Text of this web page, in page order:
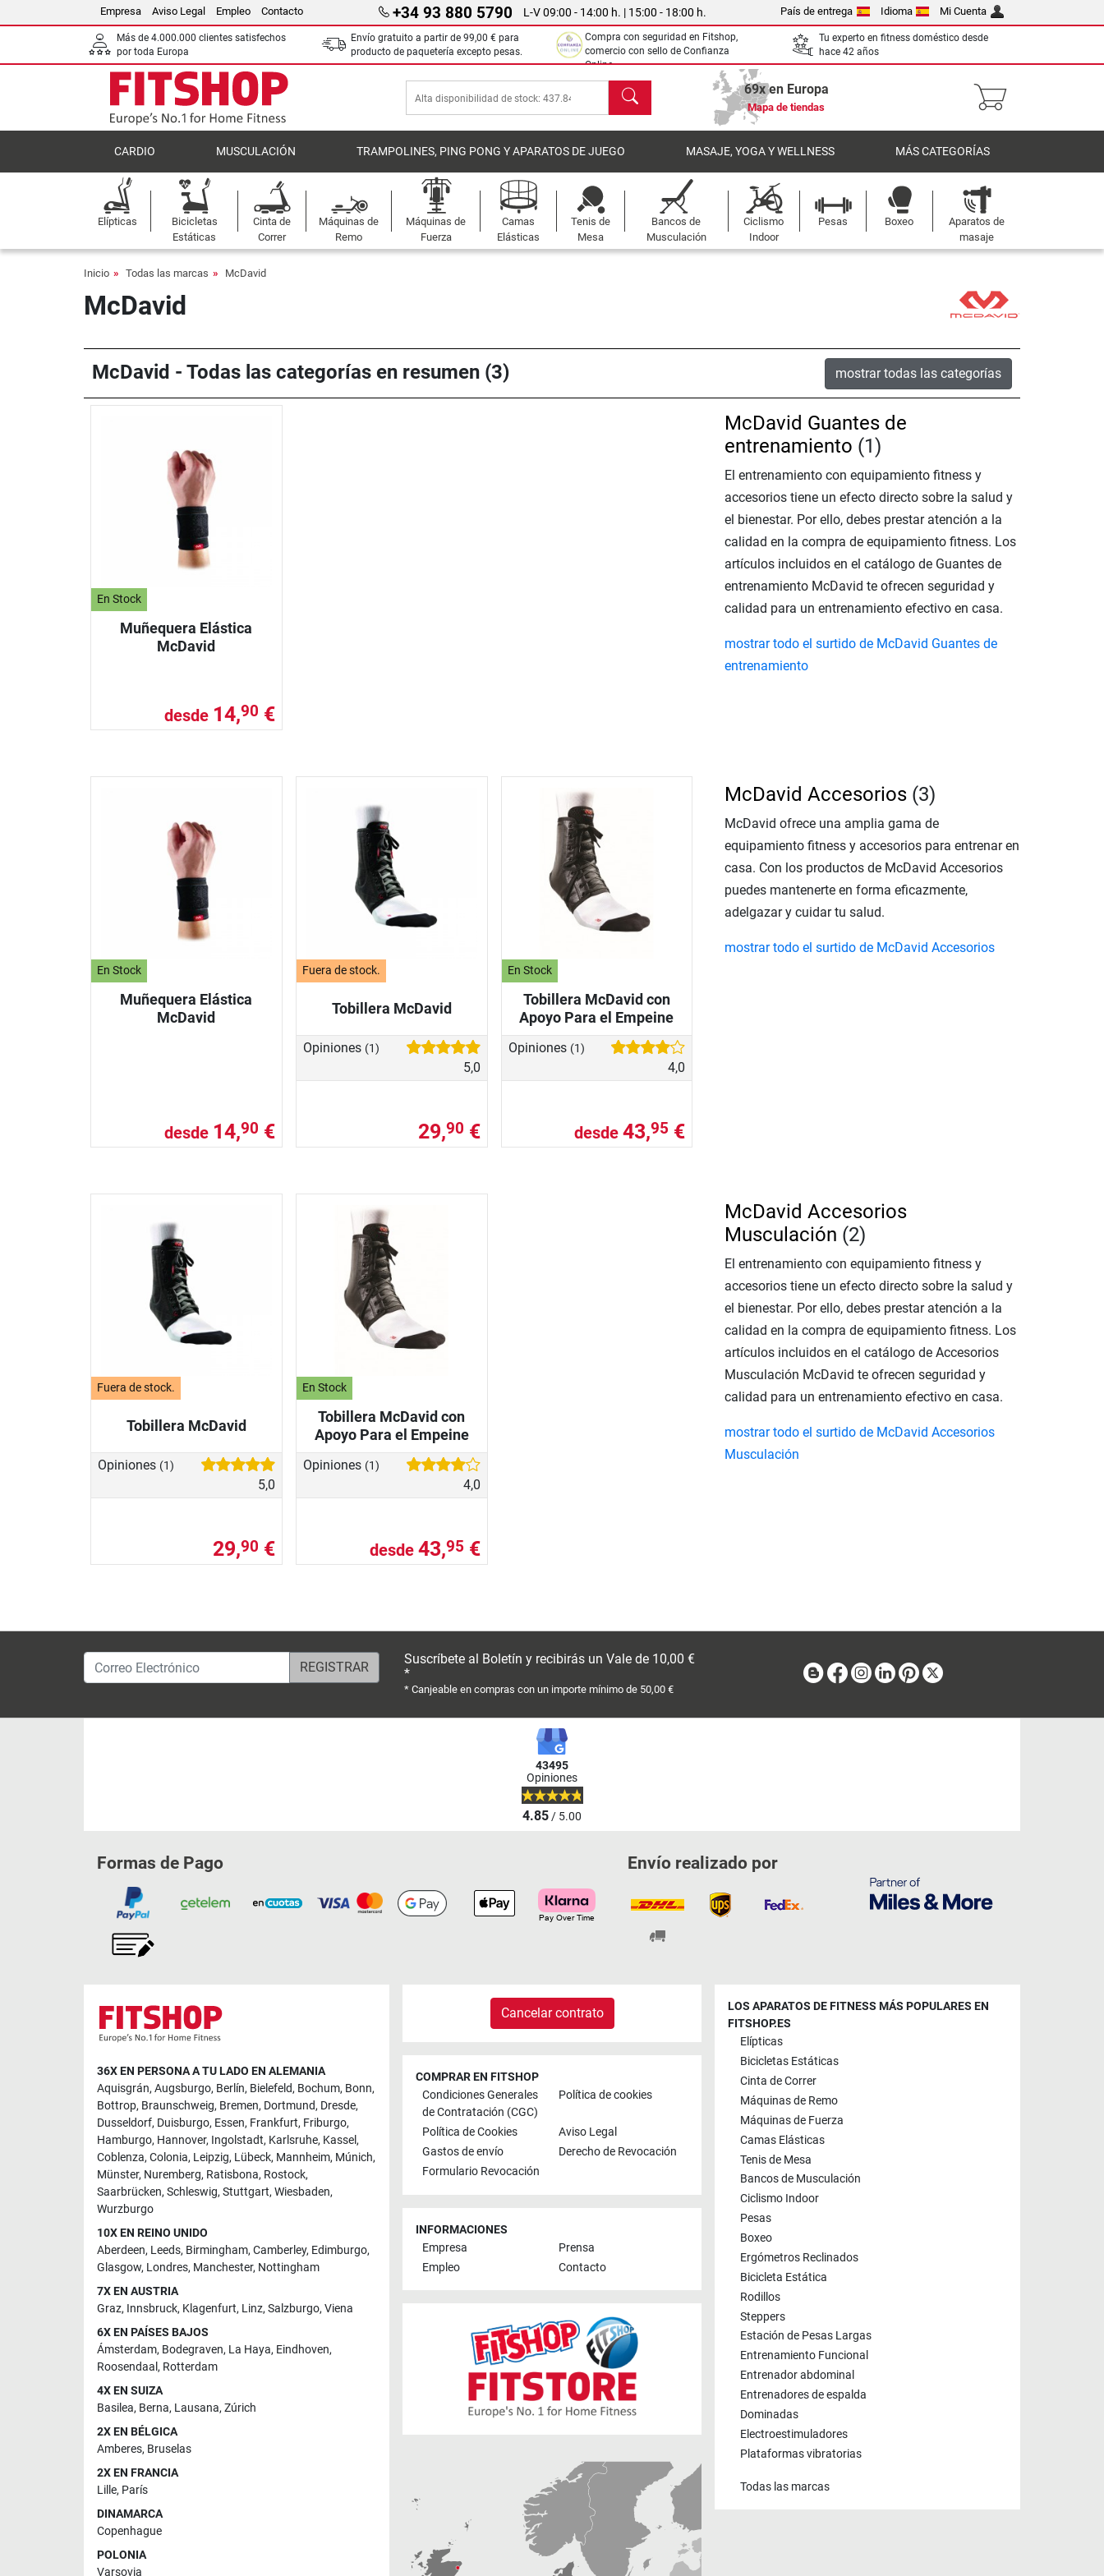
Empresa Aviso Legal Empleo Contacto +34 93 880 5790 L-V 09:00 - 14:00 h. | 15:00 - 18:00 h. País de entrega Idioma Mi Cuenta
Más de 4.000.000 clientes satisfechos
por toda Europa
Envío gratuito a partir de 99,00 € para
producto de paquetería excepto pesas.
Compra con seguridad en Fitshop,
comercio con sello de Confianza
Online.
Tu experto en fitness doméstico desde
hace 42 años
Buscar 69x en Europa
Mapa de tiendas
CARDIO MUSCULACIÓN TRAMPOLINES, PING PONG Y APARATOS DE JUEGO MASAJE, YOGA Y WELLNESS MÁS CATEGORÍAS
Elípticas
Bicicletas
Estáticas
Cinta de
Correr
Máquinas de
Remo
Máquinas de
Fuerza
Camas
Elásticas
Tenis de
Mesa
Bancos de
Musculación
Ciclismo
Indoor
Pesas Boxeo
Aparatos de
masaje
Inicio Todas las marcas McDavid
McDavid
McDavid - Todas las categorías en resumen (3) mostrar todas las categorías
En Stock
Muñequera Elástica
McDavid
desde 14,90 €
McDavid Guantes de
entrenamiento (1)
El entrenamiento con equipamiento fitness y
accesorios tiene un efecto directo sobre la salud y
el bienestar. Por ello, debes prestar atención a la
calidad en la compra de equipamiento fitness. Los
artículos incluidos en el catálogo de Guantes de
entrenamiento McDavid te ofrecen seguridad y
calidad para un entrenamiento efectivo en casa.
mostrar todo el surtido de McDavid Guantes de
entrenamiento
En Stock
Muñequera Elástica
McDavid
desde 14,90 €
Fuera de stock.
Tobillera McDavid
Opiniones (1)
5,0
29,90 €
En Stock
Tobillera McDavid con
Apoyo Para el Empeine
Opiniones (1)
4,0
desde43,95 €
McDavid Accesorios (3)
McDavid ofrece una amplia gama de
equipamiento fitness y accesorios para entrenar en
casa. Con los productos de McDavid Accesorios
puedes mantenerte en forma eficazmente,
adelgazar y cuidar tu salud.
mostrar todo el surtido de McDavid Accesorios
Fuera de stock.
Tobillera McDavid
Opiniones (1)
5,0
29,90 €
En Stock
Tobillera McDavid con
Apoyo Para el Empeine
Opiniones (1)
4,0
desde 43,95 €
McDavid Accesorios
Musculación (2)
El entrenamiento con equipamiento fitness y
accesorios tiene un efecto directo sobre la salud y
el bienestar. Por ello, debes prestar atención a la
calidad en la compra de equipamiento fitness. Los
artículos incluidos en el catálogo de Accesorios
Musculación McDavid te ofrecen seguridad y
calidad para un entrenamiento efectivo en casa.
mostrar todo el surtido de McDavid Accesorios
Musculación
Correo Electrónico
Suscríbete al Boletín y recibirás un Vale de 10,00 €
*
* Canjeable en compras con un importe mínimo de 50,00 €
BlogFacebook
Instagram
LinkedinPinterest
43495
Opiniones
4.85/ 5.00
Formas de Pago Envío realizado por
36X EN PERSONA A TU LADO EN ALEMANIA
Aquisgrán, Augsburgo, Berlín, Bielefeld, Bochum, Bonn,
Bottrop, Braunschweig, Bremen, Dortmund, Dresde,
Dusseldorf, Duisburgo, Essen, Frankfurt, Friburgo,
Hamburgo, Hannover, Ingolstadt, Karlsruhe, Kassel,
Coblenza, Colonia, Leipzig, Lübeck, Mannheim, Múnich,
Münster, Nuremberg, Ratisbona, Rostock,
Saarbrücken, Schleswig, Stuttgart, Wiesbaden,
Wurzburgo
10X EN REINO UNIDO
Aberdeen, Leeds, Birmingham, Camberley, Edimburgo,
Glasgow, Londres, Manchester, Nottingham
7X EN AUSTRIA
Graz, Innsbruck, Klagenfurt, Linz, Salzburgo, Viena
6X EN PAÍSES BAJOS
Ámsterdam, Bodegraven, La Haya, Eindhoven,
Roosendaal , Rotterdam
4X EN SUIZA
Basilea, Berna, Lausana, Zúrich
2X EN BÉLGICA
Amberes, Bruselas
2X EN FRANCIA
Lille, París
DINAMARCA
Copenhague
POLONIA
Varsovia
Cancelar contrato
COMPRAR EN FITSHOP
Condiciones Generales
de Contratación (CGC)
Política de cookies
Política de Cookies
Aviso Legal
Gastos de envío
Derecho de Revocación
Formulario Revocación
INFORMACIONES
Empresa
Prensa
Empleo
Contacto
LOS APARATOS DE FITNESS MÁS POPULARES EN
FITSHOP.ES
Elípticas
Bicicletas Estáticas
Cinta de Correr
Máquinas de Remo
Máquinas de Fuerza
Camas Elásticas
Tenis de Mesa
Bancos de Musculación
Ciclismo Indoor
Pesas
Boxeo
Ergómetros Reclinados
Bicicleta Estática
Rodillos
Steppers
Estación de Pesas Largas
Entrenamiento Funcional
Entrenador abdominal
Entrenadores de espalda
Dominadas
Electroestimuladores
Plataformas vibratorias
Todas las marcas